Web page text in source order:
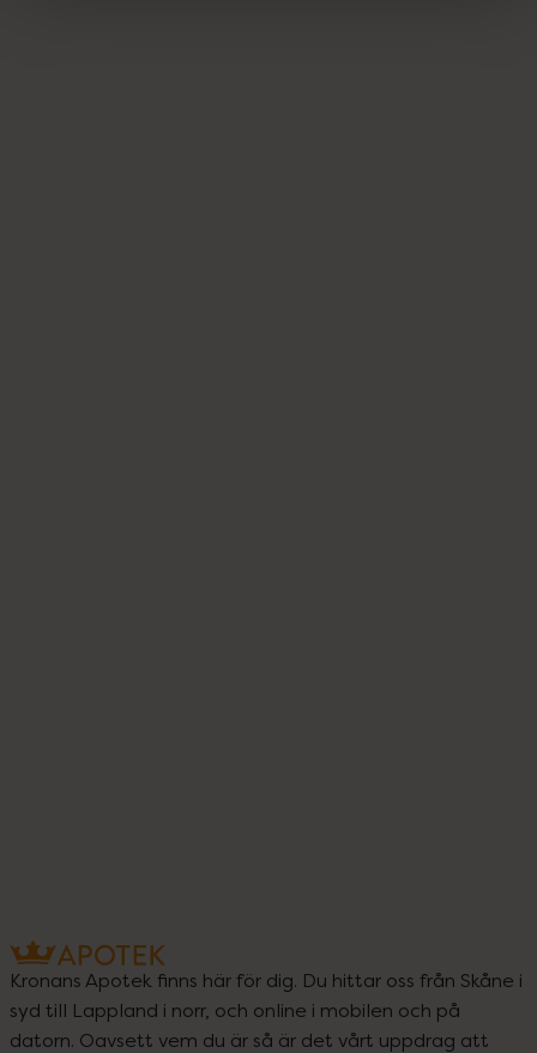
Kronans Apotek finns här för dig. Du hittar oss från Skåne i
syd till Lappland i norr, och online i mobilen och på
datorn. Oavsett vem du är så är det vårt uppdrag att